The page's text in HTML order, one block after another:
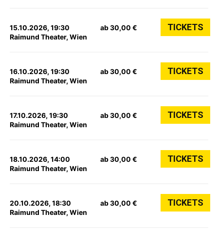
15.10.2026, 19:30
Raimund Theater, Wien
ab 30,00 € TICKETS
16.10.2026, 19:30
Raimund Theater, Wien
ab 30,00 € TICKETS
17.10.2026, 19:30
Raimund Theater, Wien
ab 30,00 € TICKETS
18.10.2026, 14:00
Raimund Theater, Wien
ab 30,00 € TICKETS
20.10.2026, 18:30
Raimund Theater, Wien
ab 30,00 € TICKETS